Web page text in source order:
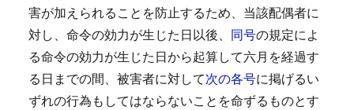
害が加えられることを防止するため、当該配偶者に
対し、命令の効力が生じた日以後、 同号の規定によ
る命令の効力が生じた日から起算して六月を経過す
る日までの間、被害者に対して次の各号に掲げるい
ずれの行為もしてはならないことを命ずるものとす